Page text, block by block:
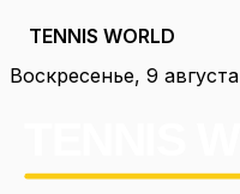
TENNIS WORLD
Перейти
Воскресенье, 9 августа